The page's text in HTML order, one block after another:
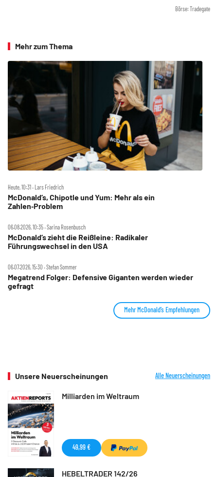
Börse: Tradegate
Mehr zum Thema
Heute, 10:31 ‧ Lars Friedrich
McDonald’s, Chipotle und Yum: Mehr als ein
Zahlen‑Problem
06.08.2026, 10:35 ‧ Sarina Rosenbusch
McDonald’s zieht die Reißleine: Radikaler
Führungswechsel in den USA
06.07.2026, 15:30 ‧ Stefan Sommer
Megatrend Folger: Defensive Giganten werden wieder
gefragt
Mehr McDonald’s Empfehlungen
Unsere Neuerscheinungen Alle Neuerscheinungen
Milliarden im Weltraum
49,99 €
HEBELTRADER 142/26